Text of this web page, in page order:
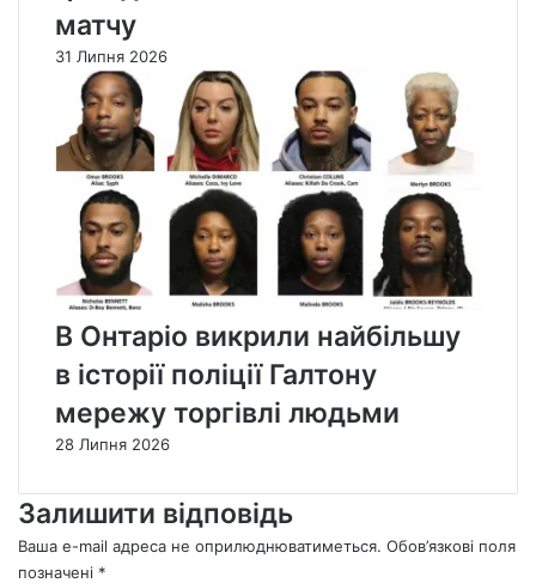
матчу
31 Липня 2026
В Онтаріо викрили найбільшу
в історії поліції Галтону
мережу торгівлі людьми
28 Липня 2026
Залишити відповідь
Ваша e-mail адреса не оприлюднюватиметься. Обов’язкові поля
позначені *